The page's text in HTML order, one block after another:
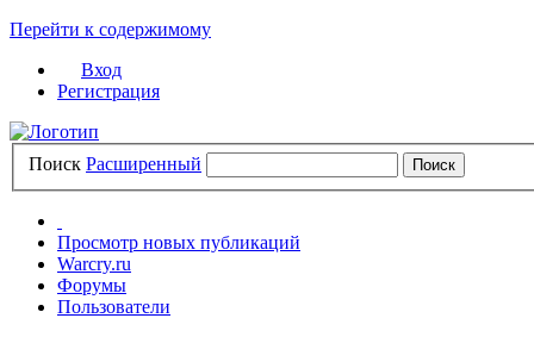
Перейти к содержимому
Вход
Регистрация
Поиск Расширенный
Просмотр новых публикаций
Warcry.ru
Форумы
Пользователи